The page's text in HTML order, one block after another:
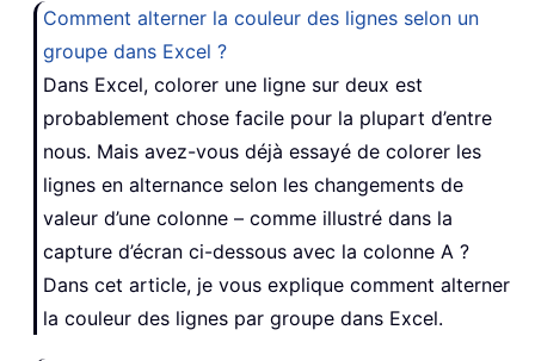
Comment alterner la couleur des lignes selon un
groupe dans Excel ?
Dans Excel, colorer une ligne sur deux est
probablement chose facile pour la plupart d’entre
nous. Mais avez-vous déjà essayé de colorer les
lignes en alternance selon les changements de
valeur d’une colonne – comme illustré dans la
capture d’écran ci-dessous avec la colonne A ?
Dans cet article, je vous explique comment alterner
la couleur des lignes par groupe dans Excel.